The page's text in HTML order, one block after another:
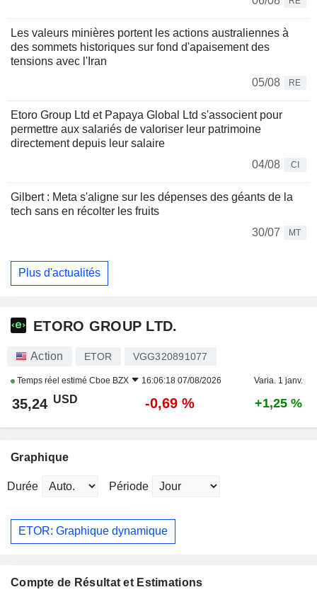
Les valeurs minières portent les actions australiennes à
des sommets historiques sur fond d'apaisement des
tensions avec l'Iran
05/08
RE
Etoro Group Ltd et Papaya Global Ltd s'associent pour
permettre aux salariés de valoriser leur patrimoine
directement depuis leur salaire
04/08
CI
Gilbert : Meta s'aligne sur les dépenses des géants de la
tech sans en récolter les fruits
30/07
MT
Plus d'actualités
ETORO GROUP LTD.
Action ETOR VGG320891077
Temps réel estimé Cboe BZX 16:06:18 07/08/2026 Varia. 1 janv.
35,24 USD -0,69 % +1,25 %
Graphique
Durée Période
ETOR: Graphique dynamique
Compte de Résultat et Estimations